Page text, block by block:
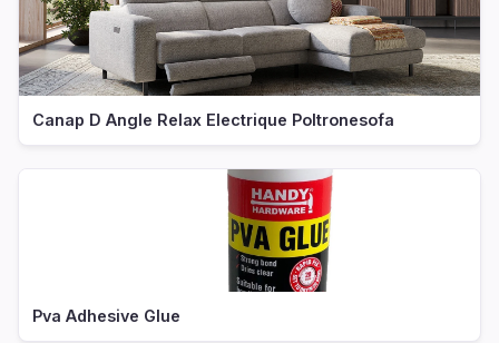
Canap D Angle Relax Electrique Poltronesofa
Pva Adhesive Glue